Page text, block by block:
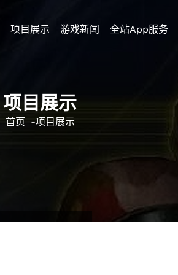
项目展示 游戏新闻 全站app服务
项目展示
首页 -项目展示